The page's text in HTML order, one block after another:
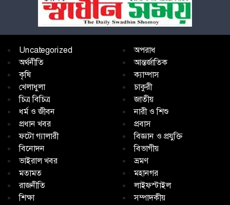
Uncategorized
অপরাধ
অর্থনীতি
আন্তর্জাতিক
কৃষি
ক্যাম্পাস
খেলাধুলা
চাকুরী
চিত্র বিচিত্র
জাতীয়
ধর্ম ও জীবন
নারী ও শিশু
প্রধান খবর
প্রবাস
ফটো গ্যালারী
বিজ্ঞান ও প্রযুক্তি
বিনোদন
বিভাগীয়
ভাইরাল খবর
ভ্রমণ
মতামত
মহানগর
রাজনীতি
লাইফস্টাইল
শিক্ষা
সম্পাদকীয়